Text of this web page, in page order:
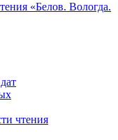
«Белов. Вологда.
чтения